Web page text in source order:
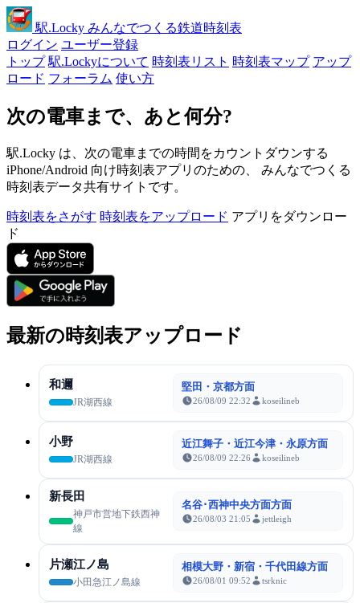
駅.Locky みんなでつくる鉄道時刻表
ログイン ユーザー登録
トップ 駅.Lockyについて 時刻表リスト 時刻表マップ アップ
ロード フォーラム 使い方
次の電車まで、あと何分?
駅.Locky は、次の電車までの時間をカウントダウンする
iPhone/Android 向け時刻表アプリのための、 みんなでつくる
時刻表データ共有サイトです。
時刻表をさがす 時刻表をアップロード アプリをダウンロー
ド
最新の時刻表アップロード
和邇
JR湖西線
堅田・京都方面
26/08/09 22:32 koseilineb
小野
JR湖西線
近江舞子・近江今津・永原方面
26/08/09 22:26 koseilineb
新長田
神戸市営地下鉄西神
線
名谷･西神中央方面方面
26/08/03 21:05 jettleigh
片瀬江ノ島
小田急江ノ島線
相模大野・新宿・千代田線方面
26/08/01 09:52 tsrknic